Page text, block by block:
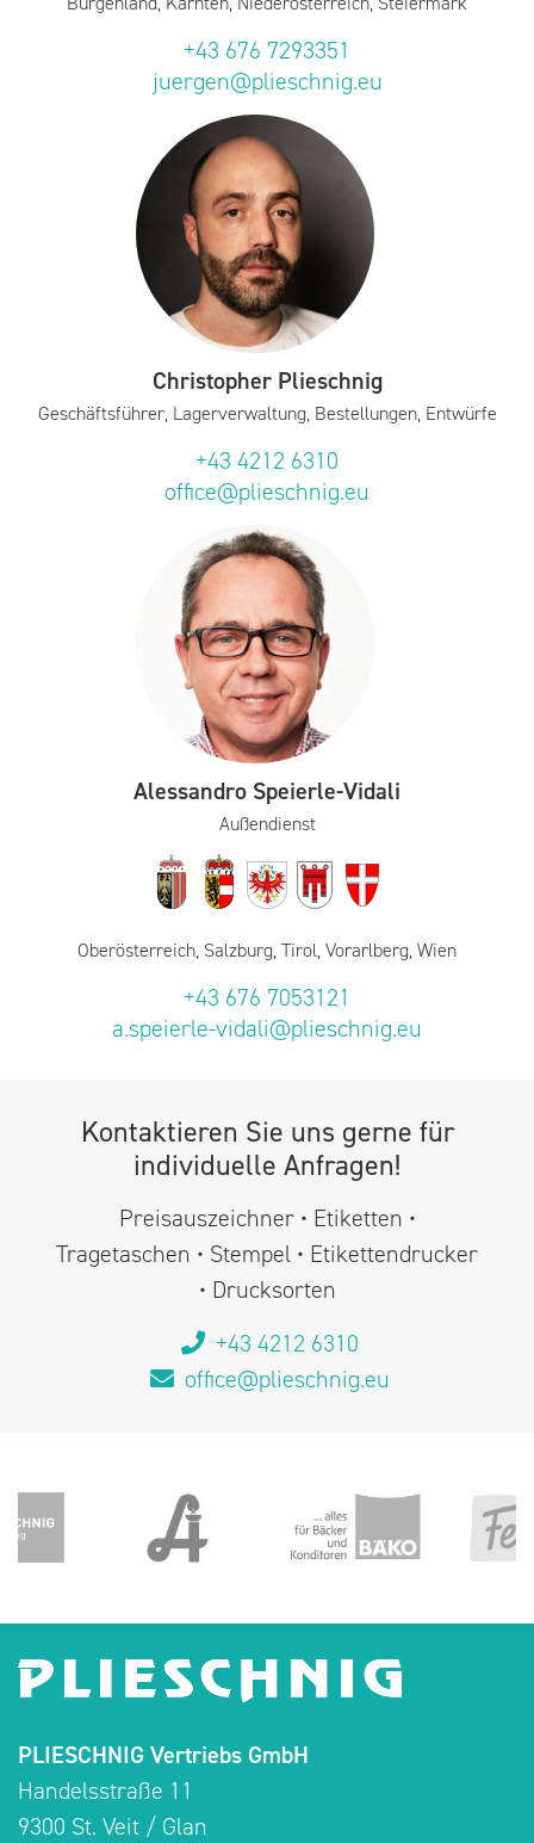
+43 676 7293351
juergen@plieschnig.eu
Christopher Plieschnig
Geschäftsführer, Lagerverwaltung, Bestellungen, Entwürfe
+43 4212 6310
office@plieschnig.eu
Alessandro Speierle-Vidali
Außendienst
Oberösterreich, Salzburg, Tirol, Vorarlberg, Wien
+43 676 7053121
a.speierle-vidali@plieschnig.eu
Kontaktieren Sie uns gerne für
individuelle Anfragen!
Preisauszeichner • Etiketten •
Tragetaschen • Stempel • Etikettendrucker
• Drucksorten
+43 4212 6310
office@plieschnig.eu
PLIESCHNIG Vertriebs GmbH
Handelsstraße 11
9300 St. Veit / Glan